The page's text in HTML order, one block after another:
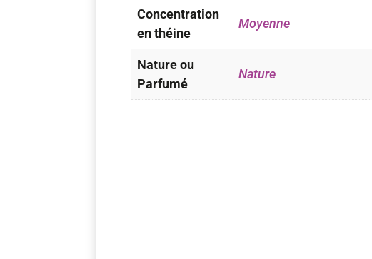
Concentration
en théine
Moyenne
Nature ou
Parfumé
Nature